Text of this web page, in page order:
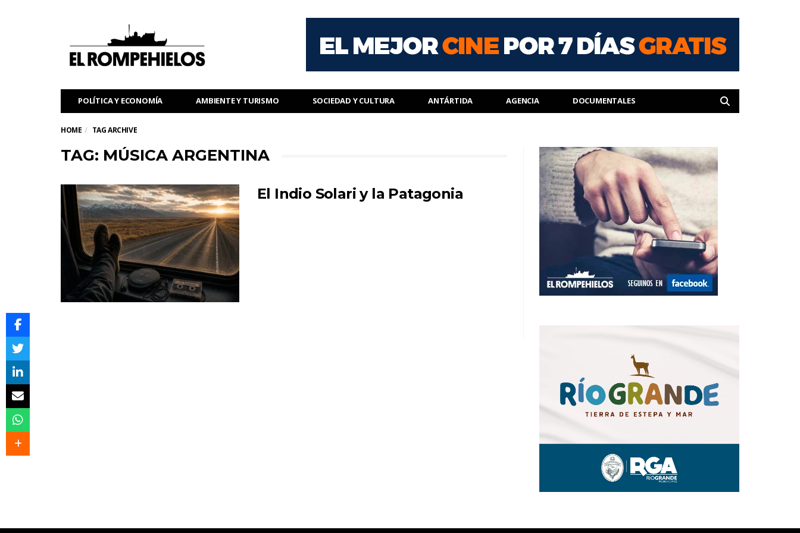
POLÍTICA Y ECONOMÍA AMBIENTE Y TURISMO SOCIEDAD Y CULTURA ANTÁRTIDA AGENCIA DOCUMENTALES
HOME TAG ARCHIVE
TAG: MÚSICA ARGENTINA
El Indio Solari y la Patagonia